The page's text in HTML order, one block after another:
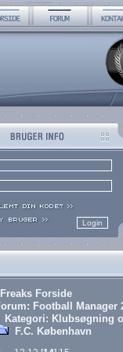
Forside
Football Manager
Kategori: Klubsøgning
F.C. København